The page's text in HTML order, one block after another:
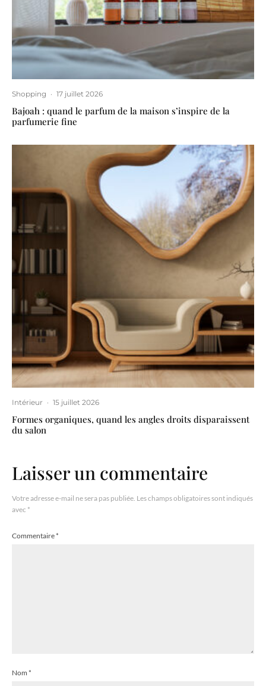
Shopping · 17 juillet 2026
Bajoah : quand le parfum de la maison s’inspire de la
parfumerie fine
Intérieur · 15 juillet 2026
Formes organiques, quand les angles droits disparaissent
du salon
Laisser un commentaire
Votre adresse e-mail ne sera pas publiée. Les champs obligatoires sont indiqués
avec *
Commentaire*
Nom *